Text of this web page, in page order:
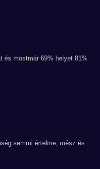
és mostmár 69% helyet 81%
semmi értelme, mész és